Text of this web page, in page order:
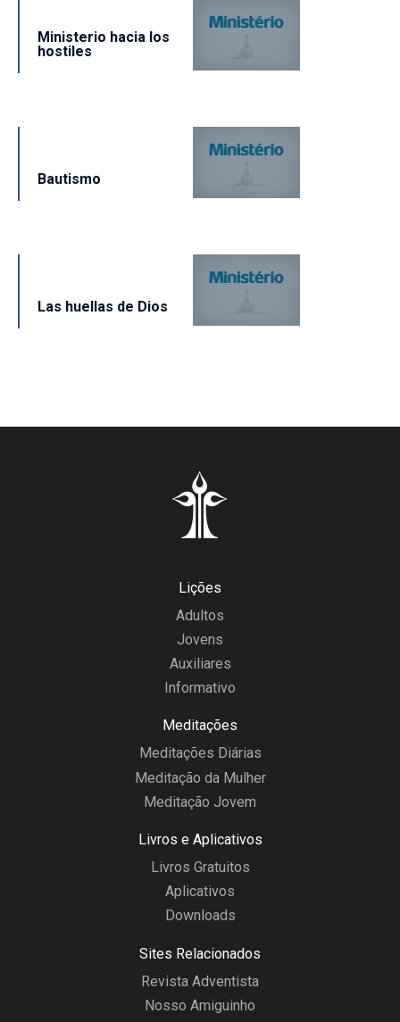
Ministerio hacia los
hostiles
Bautismo
Las huellas de Dios
Lições
Adultos
Jovens
Auxiliares
Informativo
Meditações
Meditações Diárias
Meditação da Mulher
Meditação Jovem
Livros e Aplicativos
Livros Gratuitos
Aplicativos
Downloads
Sites Relacionados
Revista Adventista
Nosso Amiguinho